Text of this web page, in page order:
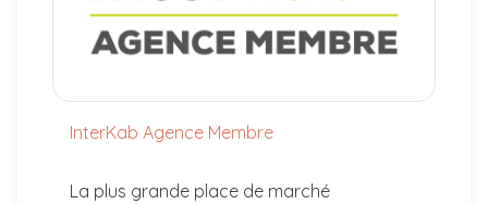
InterKab Agence Membre
La plus grande place de marché